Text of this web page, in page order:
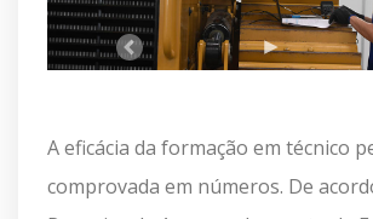
A eficácia da formação em técnico
comprovada em números. De